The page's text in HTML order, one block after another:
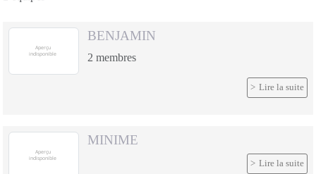
BENJAMIN
2 membres
Lire la suite
MINIME
Lire la suite